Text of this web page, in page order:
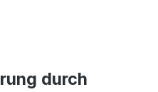
durch